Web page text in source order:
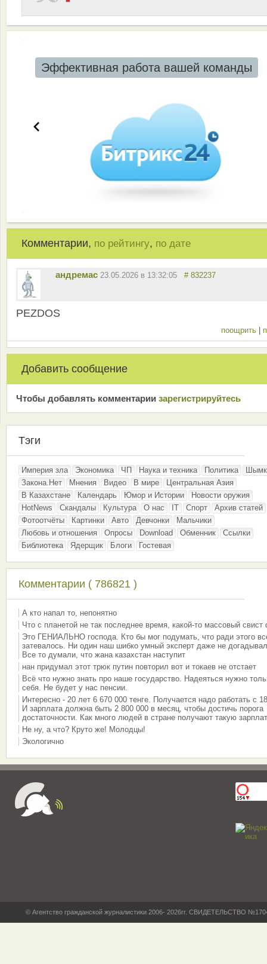
Эффективная работа вашей команды
Комментарии, по рейтингу, по дате
андремас 23.05.2026 в 13:32:05 # 832237
PEZDOS
поощрить
Добавить сообщение
Чтобы добавлять комментарии зарeгиcтрирyйтeсь
Тэги
Империя зла Экономика ЧП Наука и техника Политика
Закона.Нет
Мнения Видео В мире
Центральная Азия
В Казахстане
Календарь Юмор и Истории
Новости оружия
HotNews
Скандалы Культура О нас IT Спорт
Архив статей
Фотоотчёты
Картинки Авто Девчонки
Мальчики
Любовь и отношения
Опросы Download Обменник
Ссылки
Библиотека
Ядерщик Блоги Гостевая
Комментарии ( 786821 )
А кто напал то, непонятно
Что с планетой не так последнее время, какой-то массовый свист
Это ГЕНИАЛЬНО господа. Кто бы мог подумать, что ради этого
затевалось. Ни один наш шибко умный эксперт даже не
Все то думали, что жана казахстан наступит
нан придумал этот трюк путин повторил вот и токаев не отстает
Всё что нужно знать про наше государство. Надеяться нужно
себя. Не будет у нас пенсии.
Интересно - 20 лет 6 670 000 тенге. Получается надо работать с
И зарплата должна быть 2 800 000 в месяц, чтобы достичь порога
достаточности. Как много людей в стране получают такую
Не ну, а что? Круто же! Молодцы!
Экологично
© Агентство гражданской журналистики 2006- 2026гг. СВИДЕТЕЛЬСТВО